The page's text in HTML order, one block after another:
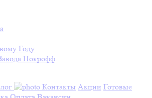
Году
Покрофф
Контакты Акции Готовые